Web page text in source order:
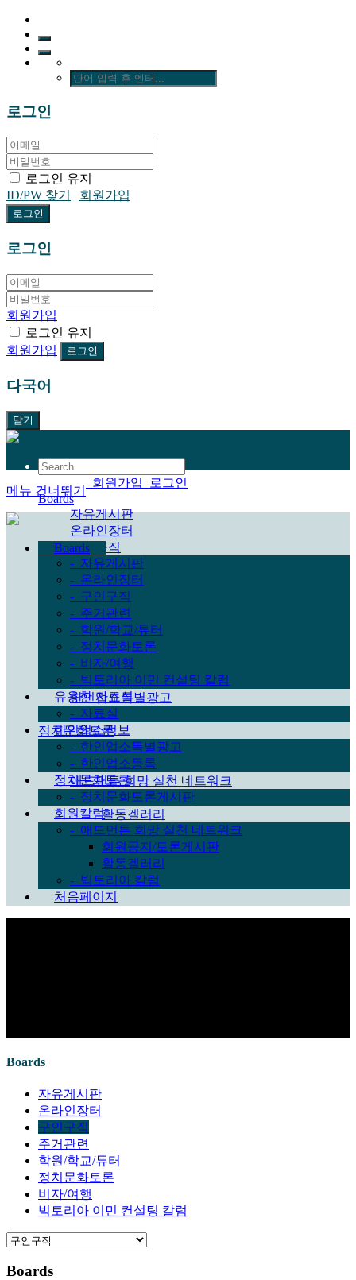
로그인
로그인 유지
ID/PW 찾기
| 회원가입
로그인
회원가입
로그인 유지
회원가입
다국어
닫기
한국어 회원가입
로그인
Boards
자유게시판
온라인장터
구인구직
주거관련
학원/학교/튜터
정치문화토론
비자/여행
빅토리아 이민 컨설팅 칼럼
유용한 자료실
자료실
한인업소정보
한인업소특별광고
한인업소등록
정치문화토론
정치문화토론게시판
회원칼럼
애드먼튼 희망 실천 네트워크
회원공지/토론게시판
활동겔러리
빅토리아 칼럼
처음페이지
메뉴 건너뛰기
Boards
- 자유게시판
- 온라인장터
- 구인구직
- 주거관련
- 학원/학교/튜터
- 정치문화토론
- 비자/여행
- 빅토리아 이민 컨설팅 칼럼
유용한 자료실
- 자료실
한인업소정보
- 한인업소특별광고
- 한인업소등록
정치문화토론
- 정치문화토론게시판
회원칼럼
- 애드먼튼 희망 실천 네트워크
회원공지/토론게시판
활동겔러리
- 빅토리아 칼럼
처음페이지
Boards
자유게시판
온라인장터
구인구직
주거관련
학원/학교/튜터
정치문화토론
비자/여행
빅토리아 이민 컨설팅 칼럼
Boards